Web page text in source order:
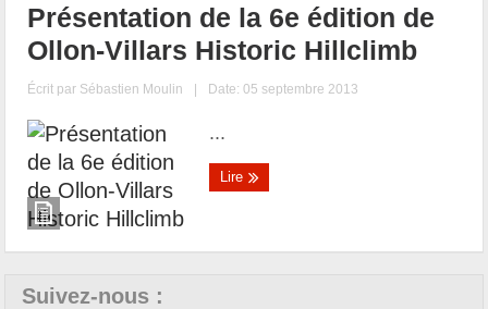
Présentation de la 6e édition de
Ollon-Villars Historic Hillclimb
Écrit par Sébastien Moulin | Date: 05 septembre 2013
...
Lire
Suivez-nous :